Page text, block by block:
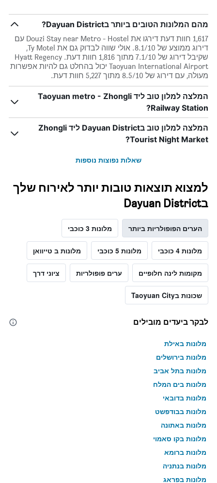
מהם המלונות הטובים ביותר בDayuan District?
1,617 חוות דעת דירגו את Douzi Stay near Metro - Hostel עם
דירוג ממוצע של 8.1/10. אולי שווה לבדוק גם את Ty Motel,
שקיבל דירוג של 7.1/10 מתוך 1,816 חוות דעת. Hyatt Regency
Taoyuan International Airport יכול בהחלט גם להיות אפשרות
מעולה, עם דירוג של 8.5/10 מתוך 5,227 חוות דעת.
המלצה למלון טוב ליד Taoyuan metro - Zhongli
Railway Station?
המלצה למלון טוב בDayuan District ליד Zhongli
Tourist Night Market?
שאלות נפוצות נוספות
למצוא תוצאות טובות יותר לאירוח שלך
בDayuan District
הערים הפופולריות ביותר מלונות 3 כוכבי
מלונות 4 כוכבי מלונות 5 כוכבי מלונות ב טייוואן
מקומות לינה חלופיים ערים פופולריות ציוני דרך
שכונות בTaoyuan City
לבקר ביעדים מובילים
מלונות באילת
מלונות בירושלים
מלונות בתל אביב
מלונות בים המלח
מלונות בדובאי
מלונות בבודפשט
מלונות באתונה
מלונות בקו סאמוי
מלונות ברומא
מלונות בנתניה
מלונות בפראג